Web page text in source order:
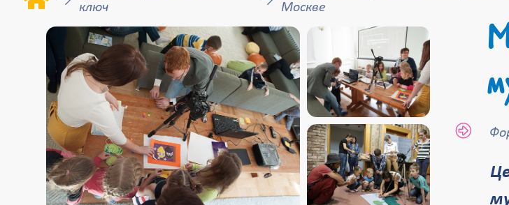
ключ
Москве
Цель мастер-класса по созданию